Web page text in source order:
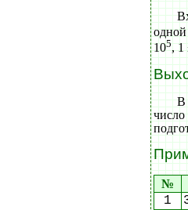
105, 1
В
№
1